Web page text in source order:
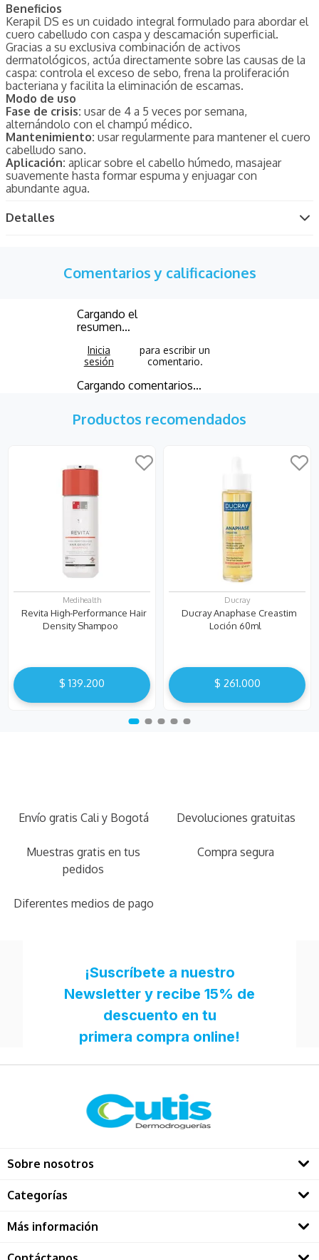
Beneficios
Kerapil DS es un cuidado integral formulado para abordar el
cuero cabelludo con caspa y descamación superficial.
Gracias a su exclusiva combinación de activos
dermatológicos, actúa directamente sobre las causas de la
caspa: controla el exceso de sebo, frena la proliferación
bacteriana y facilita la eliminación de escamas.
Modo de uso
Fase de crisis: usar de 4 a 5 veces por semana,
alternándolo con el champú médico.
Mantenimiento: usar regularmente para mantener el cuero
cabelludo sano.
Aplicación: aplicar sobre el cabello húmedo, masajear
suavemente hasta formar espuma y enjuagar con
abundante agua.
Detalles
Comentarios y calificaciones
Cargando el
resumen…
Cargando comentarios…
Productos recomendados
Medihealth
Revita High-Performance Hair
Density Shampoo
$ 139.200
Ducray
Ducray Anaphase Creastim
Loción 60ml
$ 261.000
Envío gratis Cali y Bogotá Devoluciones gratuitas
Muestras gratis en tus
pedidos
Compra segura
Diferentes medios de pago
Sobre nosotros
Quienes somos
Categorías
Rostro
Más información